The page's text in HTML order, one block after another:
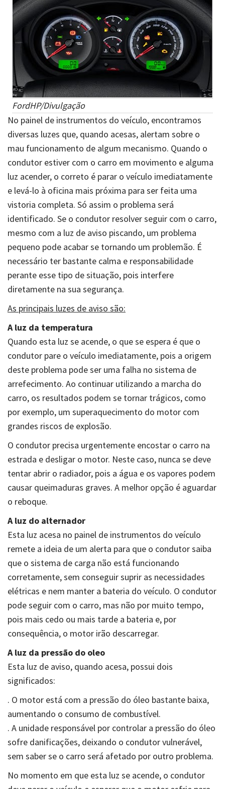
FordHP/Divulgação
No painel de instrumentos do veículo, encontramos
diversas luzes que, quando acesas, alertam sobre o
mau funcionamento de algum mecanismo. Quando o
condutor estiver com o carro em movimento e alguma
luz acender, o correto é parar o veículo imediatamente
e levá-lo à oficina mais próxima para ser feita uma
vistoria completa. Só assim o problema será
identificado. Se o condutor resolver seguir com o carro,
mesmo com a luz de aviso piscando, um problema
pequeno pode acabar se tornando um problemão. É
necessário ter bastante calma e responsabilidade
perante esse tipo de situação, pois interfere
diretamente na sua segurança.
As principais luzes de aviso são:
A luz da temperatura
Quando esta luz se acende, o que se espera é que o
condutor pare o veículo imediatamente, pois a origem
deste problema pode ser uma falha no sistema de
arrefecimento. Ao continuar utilizando a marcha do
carro, os resultados podem se tornar trágicos, como
por exemplo, um superaquecimento do motor com
grandes riscos de explosão.
O condutor precisa urgentemente encostar o carro na
estrada e desligar o motor. Neste caso, nunca se deve
tentar abrir o radiador, pois a água e os vapores podem
causar queimaduras graves. A melhor opção é aguardar
o reboque.
A luz do alternador
Esta luz acesa no painel de instrumentos do veículo
remete a ideia de um alerta para que o condutor saiba
que o sistema de carga não está funcionando
corretamente, sem conseguir suprir as necessidades
elétricas e nem manter a bateria do veículo. O condutor
pode seguir com o carro, mas não por muito tempo,
pois mais cedo ou mais tarde a bateria e, por
consequência, o motor irão descarregar.
A luz da pressão do oleo
Esta luz de aviso, quando acesa, possui dois
significados:
. O motor está com a pressão do óleo bastante baixa,
aumentando o consumo de combustível.
. A unidade responsável por controlar a pressão do óleo
sofre danificações, deixando o condutor vulnerável,
sem saber se o carro será afetado por outro problema.
No momento em que esta luz se acende, o condutor